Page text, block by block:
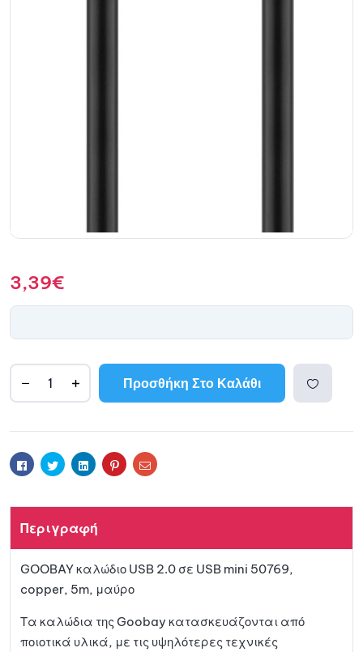
3,39€
Προσθήκη Στο Καλάθι
μένων
r
Facebook
TwitterLinkedinPinterestEmail
Περιγραφή
GOOBAY καλώδιο USB 2.0 σε USB mini 50769,
copper, 5m, μαύρο
Τα καλώδια της Goobay κατασκευάζονται από
ποιοτικά υλικά, με τις υψηλότερες τεχνικές